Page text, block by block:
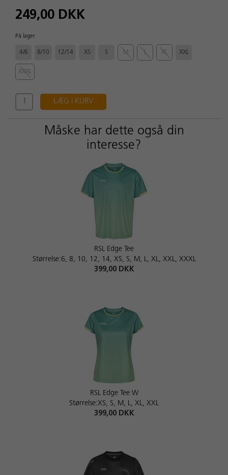
249,00 DKK
På lager
4/6 8/10 12/14 XS S M L XL XXL
XXXL
LÆG I KURV
Måske har dette også din
interesse?
RSL Edge Tee
Størrelse:6, 8, 10, 12, 14, XS, S, M, L, XL, XXL, XXXL
399,00 DKK
RSL Edge Tee W
Størrelse:XS, S, M, L, XL, XXL
399,00 DKK